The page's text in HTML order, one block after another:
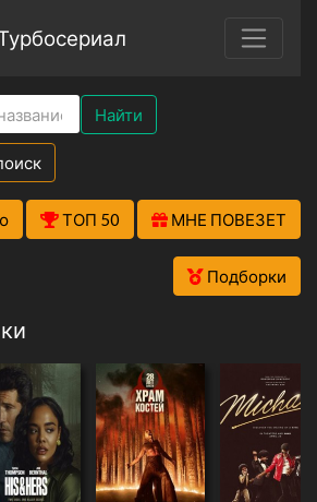
Найти
ТОП 50 МНЕ ПОВЕЗЕТ
Подборки